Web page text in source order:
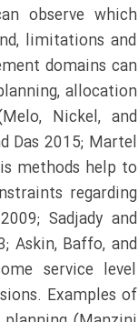
observe which
limitations and
domains can
allocation
Nickel, and
Das 2015; Martel
methods help to
regarding
Sadjady and
Askin, Baffo, and
service level
Examples of